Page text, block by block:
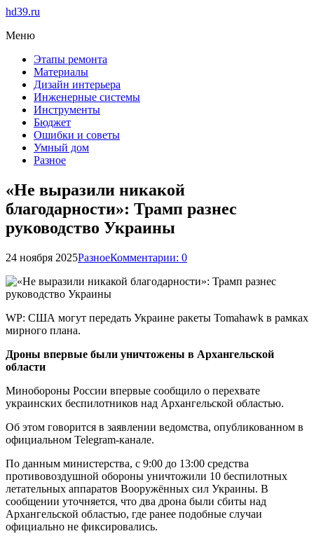
hd39.ru
Меню
Этапы ремонта
Материалы
Дизайн интерьера
Инженерные системы
Инструменты
Бюджет
Ошибки и советы
Умный дом
Разное
«Не выразили никакой
благодарности»: Трамп разнес
руководство Украины
24 ноября 2025РазноеКомментарии: 0
WP: США могут передать Украине ракеты Tomahawk в рамках
мирного плана.
Дроны впервые были уничтожены в Архангельской
области
Минобороны России впервые сообщило о перехвате
украинских беспилотников над Архангельской областью.
Об этом говорится в заявлении ведомства, опубликованном в
официальном Telegram-канале.
По данным министерства, с 9:00 до 13:00 средства
противовоздушной обороны уничтожили 10 беспилотных
летательных аппаратов Вооружённых сил Украины. В
сообщении уточняется, что два дрона были сбиты над
Архангельской областью, где ранее подобные случаи
официально не фиксировались.